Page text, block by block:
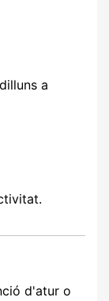
a
d'atur o